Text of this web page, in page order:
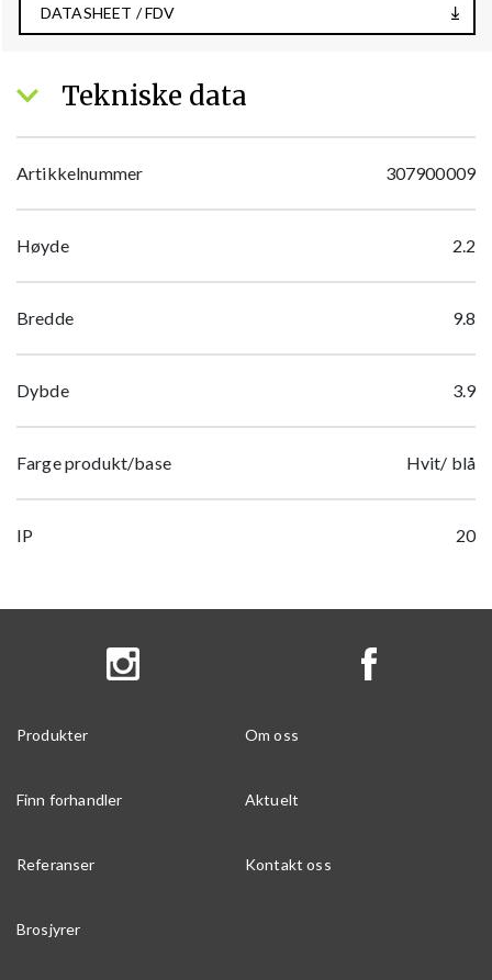
DATASHEET / FDV
Tekniske data
Artikkelnummer 307900009
Høyde 2.2
Bredde 9.8
Dybde 3.9
Farge produkt/base Hvit/ blå
IP 20
Produkter Om oss
Finn forhandler Aktuelt
Referanser Kontakt oss
Brosjyrer